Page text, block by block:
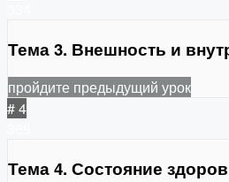
Тема 3. Внешность и
пройдите предыдущий урок
# 4
Тема 4. Состояние